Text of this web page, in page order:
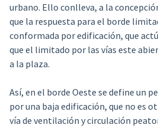
urbano. Ello conlleva, a la
que la respuesta para el borde
conformada por edificación, que
que el limitado por las vías este
a la plaza.
Así, en el borde Oeste se define un
por una baja edificación, que no es
vía de ventilación y circulación